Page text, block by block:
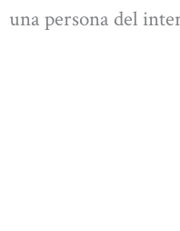
una persona del